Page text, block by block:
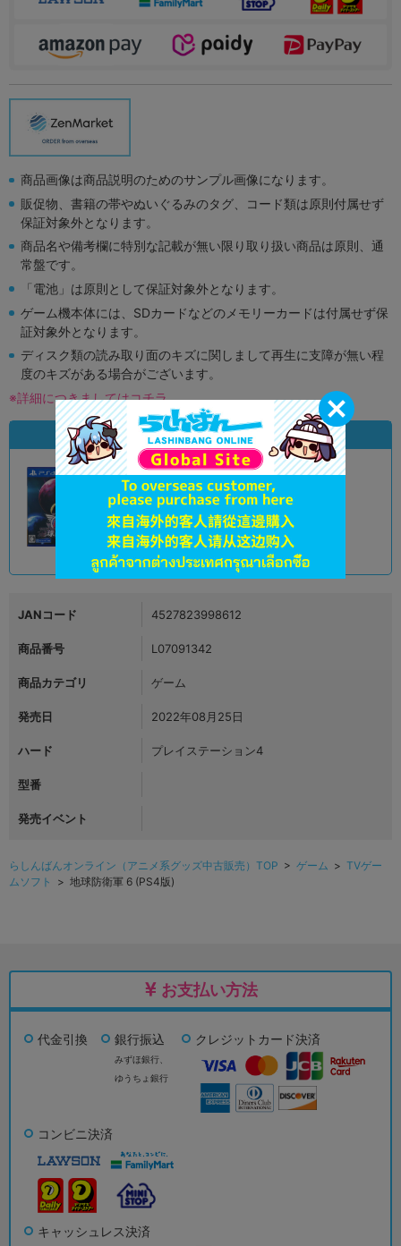
商品画像は商品説明のためのサンプル画像になります。
販促物、書籍の帯やぬいぐるみのタグ、コード類は原則付属せず
保証対象外となります。
商品名や備考欄に特別な記載が無い限り取り扱い商品は原則、通
常盤です。
「電池」は原則として保証対象外となります。
ゲーム機本体には、SDカードなどのメモリーカードは付属せず保
証対象外となります。
ディスク類の読み取り面のキズに関しまして再生に支障が無い程
度のキズがある場合がございます。
※詳細につきましてはコチラ
状態違いの同一商品
状態 :A
オンライン
品切状態 3,190円 税込
JANコード 4527823998612
商品番号 L07091342
商品カテゴリ ゲーム
発売日 2022年08月25日
ハード プレイステーション4
型番
発売イベント
らしんばんオンライン（アニメ系グッズ中古販売）TOP > ゲーム > TVゲー
ムソフト
> 地球防衛軍 6 (PS4版)
お支払い方法
代金引換 銀行振込
みずほ銀行、
ゆうちょ銀行
クレジットカード決済
コンビニ決済
キャッシュレス決済